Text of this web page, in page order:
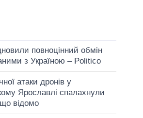
повноцінний обмін
з Україною – Politico
атаки дронів у
Ярославлі спалахнули
відомо